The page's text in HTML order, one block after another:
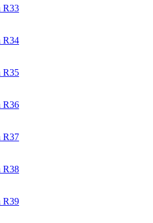
R33
R34
R35
R36
R37
R38
R39